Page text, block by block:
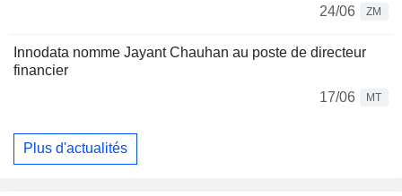
24/06
ZM
Innodata nomme Jayant Chauhan au poste de directeur
financier
17/06
MT
Plus d'actualités